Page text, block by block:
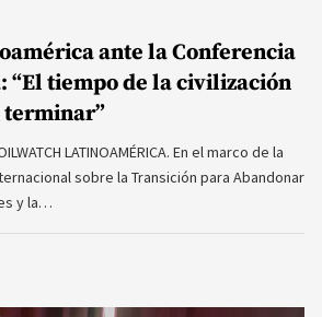
ante la Conferencia
“El tiempo de la civilización
LATINOAMÉRICA. En el marco de la
sobre la Transición para Abandonar
y la…